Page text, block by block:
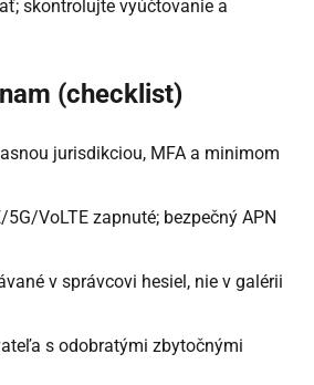
skontrolujte vyúčtovanie a
(checklist)
jurisdikciou, MFA a minimom
5G/VoLTE zapnuté; bezpečný APN
v správcovi hesiel, nie v galérii
s odobratými zbytočnými